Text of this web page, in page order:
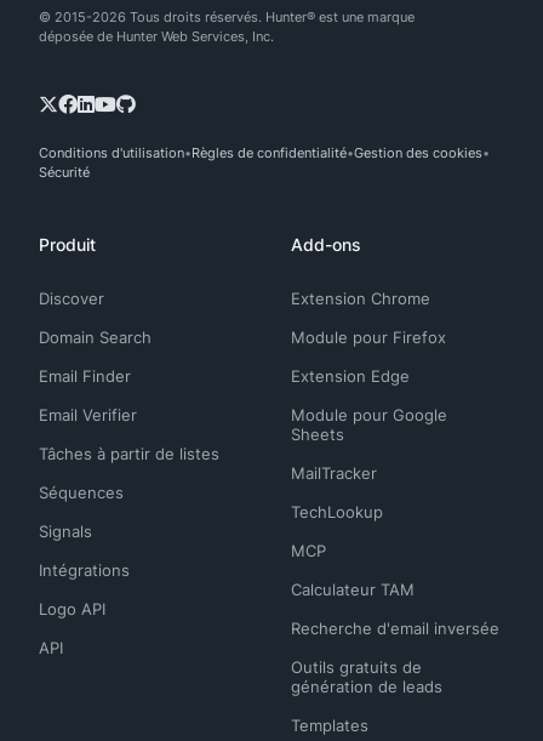
© 2015-2026 Tous droits réservés. Hunter® est une marque
déposée de Hunter Web Services, Inc.
Conditions d'utilisation Règles de confidentialité Gestion des cookies
Sécurité
Produit
Discover
Domain Search
Email Finder
Email Verifier
Tâches à partir de listes
Séquences
Signals
Intégrations
Logo API
API
Add-ons
Extension Chrome
Module pour Firefox
Extension Edge
Module pour Google
Sheets
MailTracker
TechLookup
MCP
Calculateur TAM
Recherche d'email inversée
Outils gratuits de
génération de leads
Templates